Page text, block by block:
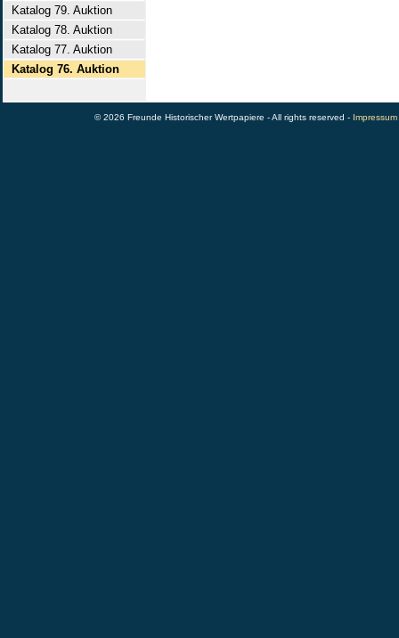
Katalog 79. Auktion
Katalog 78. Auktion
Katalog 77. Auktion
Katalog 76. Auktion
© 2026 Freunde Historischer Wertpapiere - All rights reserved - Impressum